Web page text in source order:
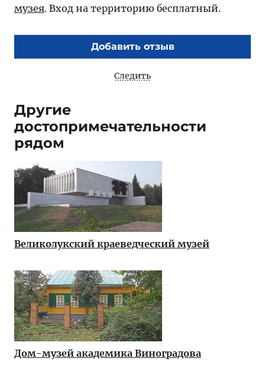
музея. Вход на территорию бесплатный.
Добавить отзыв
Следить
Другие
достопримечательности
рядом
Великолукский краеведческий музей
Дом-музей академика Виноградова